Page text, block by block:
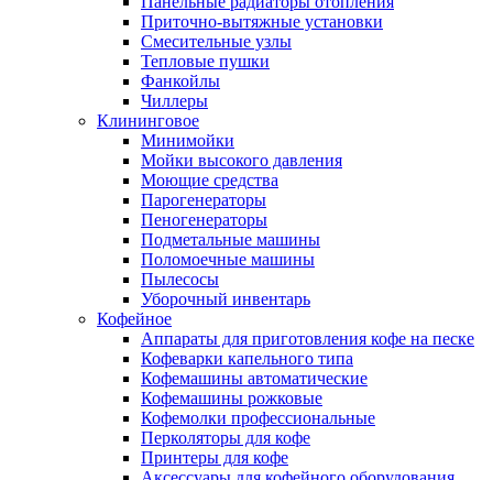
Приточно-вытяжные установки
Смесительные узлы
Тепловые пушки
Фанкойлы
Чиллеры
Клининговое
Минимойки
Мойки высокого давления
Моющие средства
Парогенераторы
Пеногенераторы
Подметальные машины
Поломоечные машины
Пылесосы
Уборочный инвентарь
Кофейное
Аппараты для приготовления кофе на песке
Кофеварки капельного типа
Кофемашины автоматические
Кофемашины рожковые
Кофемолки профессиональные
Перколяторы для кофе
Принтеры для кофе